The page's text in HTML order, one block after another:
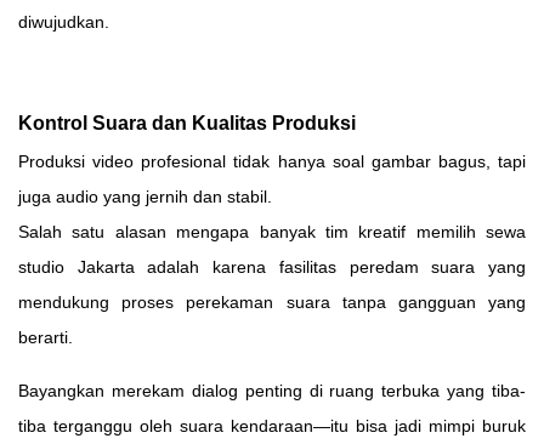
diwujudkan.
Kontrol Suara dan Kualitas Produksi
Produksi video profesional tidak hanya soal gambar bagus, tapi
juga audio yang jernih dan stabil.
Salah satu alasan mengapa banyak tim kreatif memilih sewa
studio Jakarta adalah karena fasilitas peredam suara yang
mendukung proses perekaman suara tanpa gangguan yang
berarti.
Bayangkan merekam dialog penting di ruang terbuka yang tiba-
tiba terganggu oleh suara kendaraan—itu bisa jadi mimpi buruk